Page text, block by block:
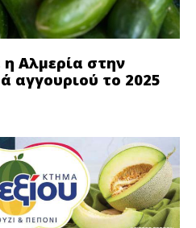
Αλμερία στην
αγγουριού το 2025